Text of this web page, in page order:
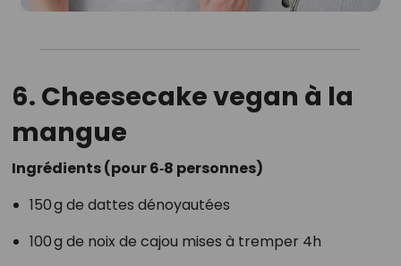
6. Cheesecake vegan à la
mangue
Ingrédients (pour 6‑8 personnes)
150 g de dattes dénoyautées
100 g de noix de cajou mises à tremper 4h